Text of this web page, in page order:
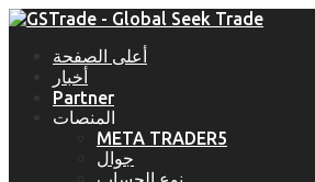
أعلى الصفحة
أخبار
Partner
المنصات
META TRADER5
جوال